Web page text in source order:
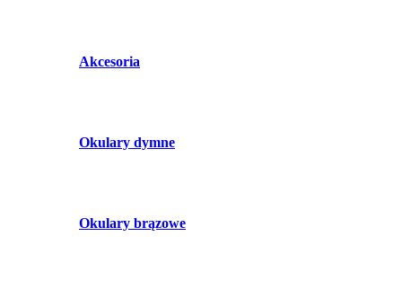
Akcesoria
Okulary dymne
Okulary brązowe